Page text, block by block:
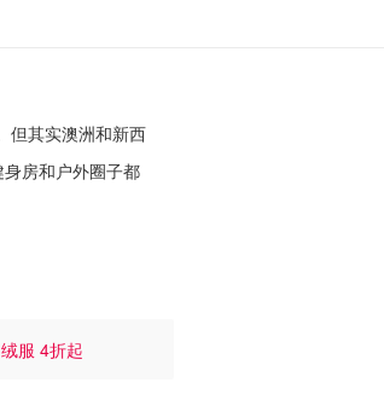
但其实澳洲和新西
房和户外圈子都
服 4折起